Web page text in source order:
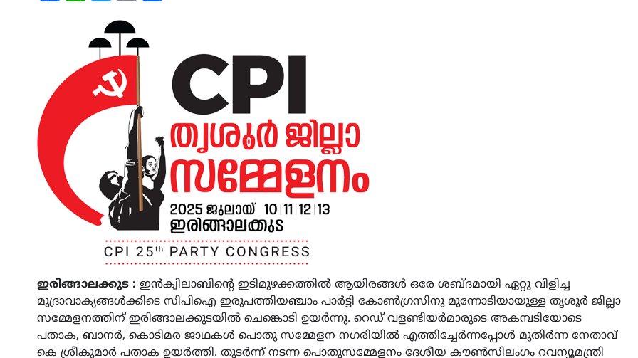
ഇരിങ്ങാലക്കുട : ഇൻക്വിലാബിന്റെ ഇടിമുഴക്കത്തിൽ ആയിരങ്ങൾ ഒരേ ശബ്ദമായി ഏറ്റു വിളിച്ച
മുദ്രാവാക്യങ്ങൾക്കിടെ സിപിഐ ഇരുപത്തിയഞ്ചാം പാർട്ടി കോൺഗ്രസിനു മുന്നോടിയായുള്ള തൃശൂർ ജില്ലാ
സമ്മേളനത്തിന് ഇരിങ്ങാലക്കുടയിൽ ചെങ്കൊടി ഉയർന്നു. റെഡ് വളണ്ടിയർമാരുടെ അകമ്പടിയോടെ
പതാക, ബാനർ, കൊടിമര ജാഥകൾ പൊതു സമ്മേളന നഗരിയിൽ എത്തിച്ചേർന്നപ്പോൾ മുതിർന്ന നേതാവ്
കെ ശ്രീകുമാർ പതാക ഉയർത്തി. തുടർന്ന് നടന്ന പൊതുസമ്മേളനം ദേശീയ കൗൺസിലംഗം റവന്യൂമന്ത്രി